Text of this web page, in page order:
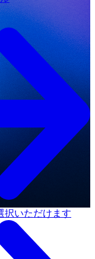
択いただけます